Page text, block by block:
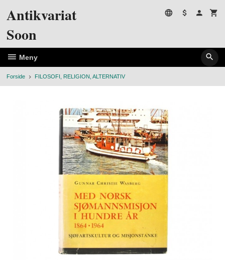
Antikvariat
Soon
Meny
Forside FILOSOFI, RELIGION, ALTERNATIV